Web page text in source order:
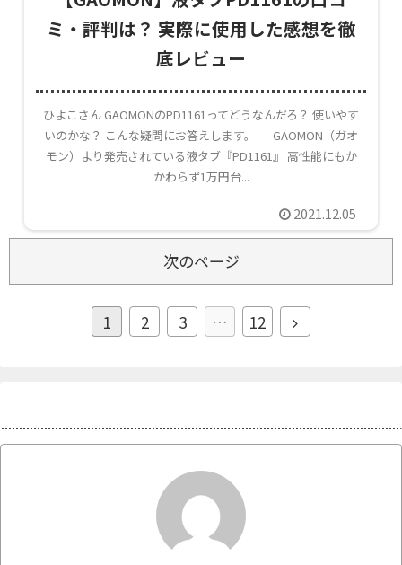
ミ・評判は？ 実際に使用した感想を徹
底レビュー
ひよこさん GAOMONのPD1161ってどうなんだろ？ 使いやす
いのかな？ こんな疑問にお答えします。 GAOMON（ガオ
モン）より発売されている液タブ『PD1161』 高性能にもか
かわらず1万円台...
2021.12.05
次のページ
1 2 3 … 12